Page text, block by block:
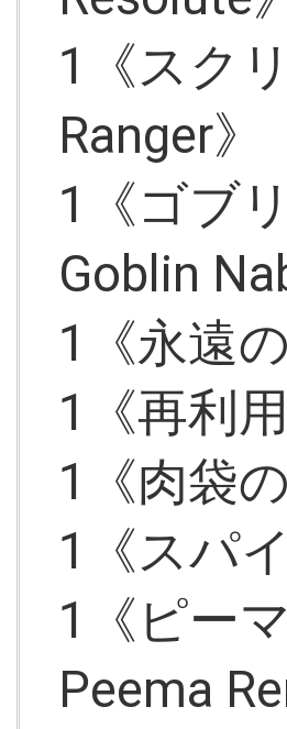
1《スク
Ranger》
1《ゴブ
Goblin
1《永遠
1《再利
1《肉袋
1《スパ
1《ピー
Peema